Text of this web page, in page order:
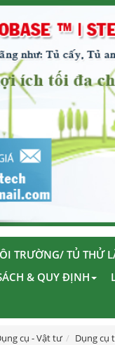
TRƯỜNG/ TỦ THỬ
& QUY ĐỊNH
cụ - Vật tư Dụng cụ